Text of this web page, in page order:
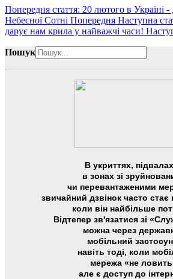
Попередня стаття: 20 лютого в Україні -
Небесної Сотні Попередня Наступна
дарує нам крила у найважчі часи!
Пошук
В укриттях,
в зонах зі
чи перевантаженими
звичайний дзвінок часто
коли він найбільше
Відтепер зв'язатися зі
можна через
мобільний
навіть тоді, коли
мережа «не
але є доступ до